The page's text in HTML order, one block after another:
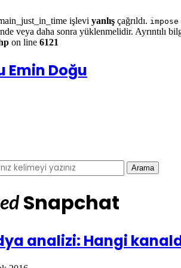
işlevi yanlış çağrıldı. impose
veya daha sonra yüklenmelidir. Ayrıntılı
on line 6121
Emin Doğu
Snapchat
analizi: Hangi